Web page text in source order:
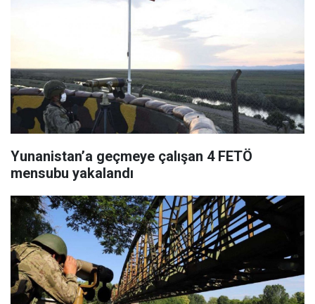
Yunanistan’a geçmeye çalışan 4 FETÖ
mensubu yakalandı